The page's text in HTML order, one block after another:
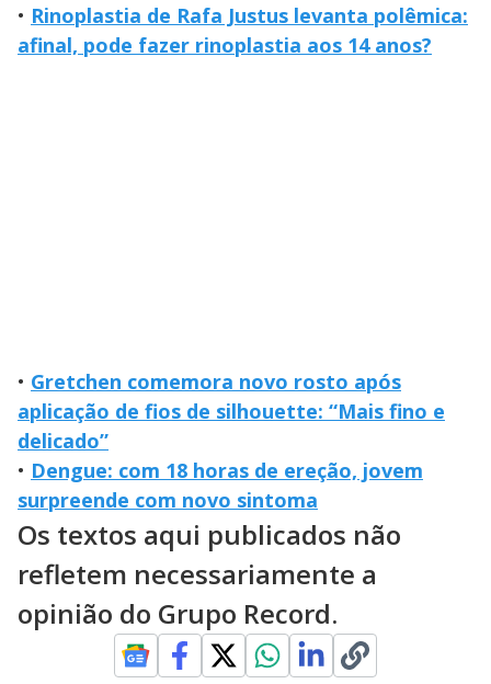
• Rinoplastia de Rafa Justus levanta polêmica:
afinal, pode fazer rinoplastia aos 14 anos?
• Gretchen comemora novo rosto após
aplicação de fios de silhouette: “Mais fino e
delicado”
• Dengue: com 18 horas de ereção, jovem
surpreende com novo sintoma
Os textos aqui publicados não
refletem necessariamente a
opinião do Grupo Record.